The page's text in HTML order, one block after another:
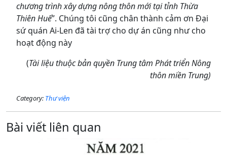
chương trình xây dựng nông thôn mới tại tỉnh Thừa
Thiên Huế”. Chúng tôi cũng chân thành cảm ơn Đại
sứ quán Ai-Len đã tài trợ cho dự án cũng như cho
hoạt động này
(Tài liệu thuộc bản quyền Trung tâm Phát triển Nông
thôn miền Trung)
Category: Thư viện
Bài viết liên quan